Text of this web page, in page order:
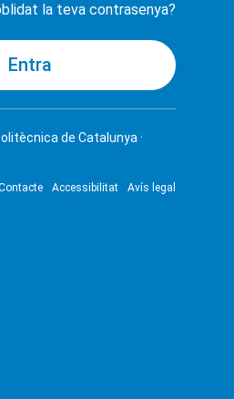
la teva contrasenya?
de Catalunya ·
Accessibilitat Avís legal